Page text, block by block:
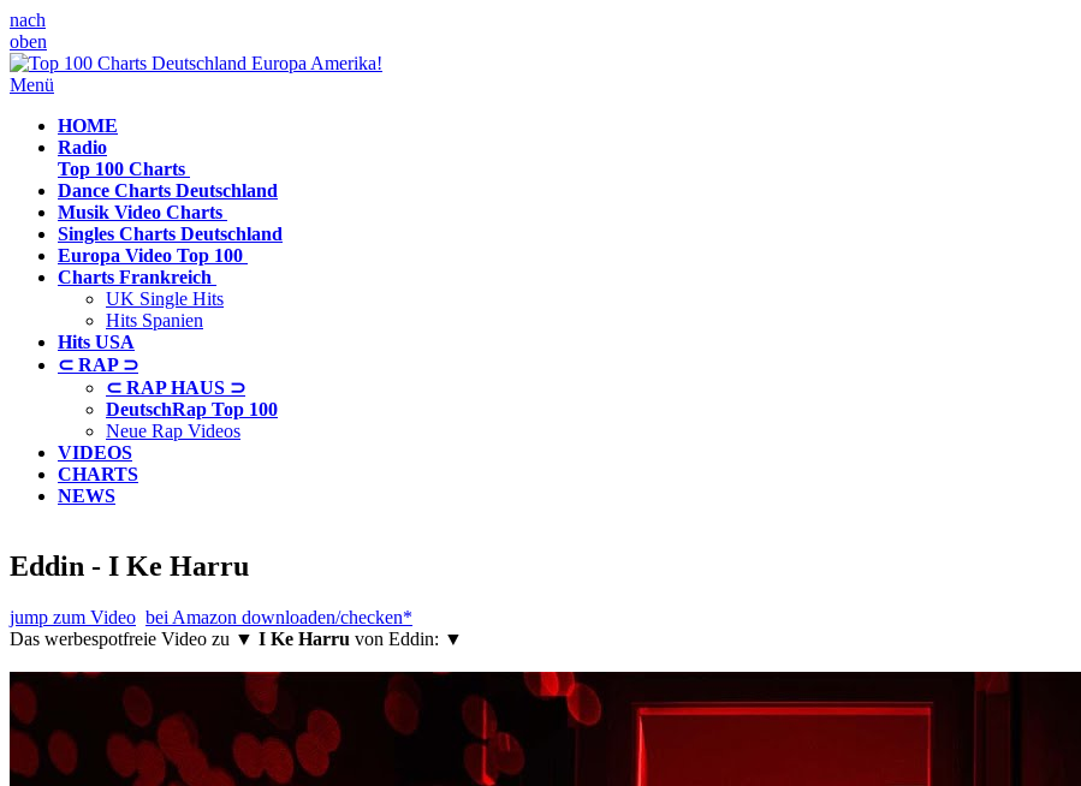
nach
oben
Menü
HOME
Radio
Top 100 Charts
Dance Charts Deutschland
Musik Video Charts
Singles Charts Deutschland
Europa Video Top 100
Charts Frankreich
UK Single Hits
Hits Spanien
Hits USA
⊂ RAP ⊃
⊂ RAP HAUS ⊃
DeutschRap Top 100
Neue Rap Videos
VIDEOS
CHARTS
NEWS
Eddin - I Ke Harru
jump zum Video bei Amazon downloaden/checken*
Das werbespotfreie Video zu ▼ I Ke Harru von Eddin: ▼